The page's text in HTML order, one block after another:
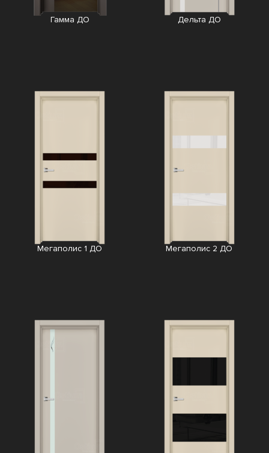
Гамма ДО Дельта ДО
Мегаполис 1 ДО Мегаполис 2 ДО